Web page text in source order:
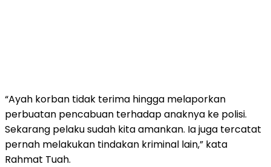
“Ayah korban tidak terima hingga melaporkan
perbuatan pencabuan terhadap anaknya ke polisi.
Sekarang pelaku sudah kita amankan. Ia juga tercatat
pernah melakukan tindakan kriminal lain,” kata
Rahmat Tuah.